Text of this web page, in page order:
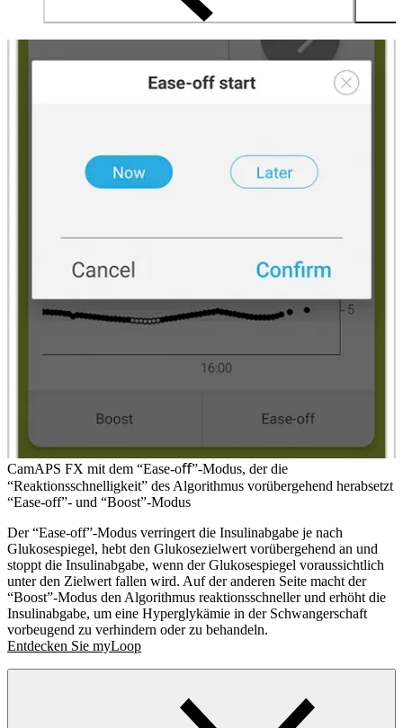
CamAPS FX mit dem “Ease-oﬀ”-Modus, der die
“Reaktionsschnelligkeit” des Algorithmus vorübergehend herabsetzt
“Ease-off”- und “Boost”-Modus
Der “Ease-off”-Modus verringert die Insulinabgabe je nach
Glukosespiegel, hebt den Glukosezielwert vorübergehend an und
stoppt die Insulinabgabe, wenn der Glukosespiegel voraussichtlich
unter den Zielwert fallen wird. Auf der anderen Seite macht der
“Boost”-Modus den Algorithmus reaktionsschneller und erhöht die
Insulinabgabe, um eine Hyperglykämie in der Schwangerschaft
vorbeugend zu verhindern oder zu behandeln.
Entdecken Sie myLoop